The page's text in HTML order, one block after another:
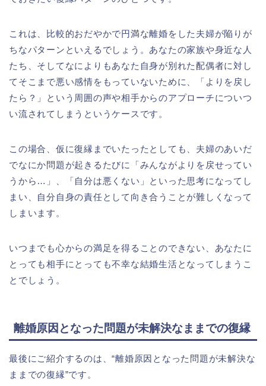
これは、比較的おだやかで円満な離婚をした夫婦が陥りが
ちなパターンといえるでしょう。あなたの家族や身近な人
たち、そしてなによりもあなた自身が別れた配偶者に対し
てそこまで悪い感情をもっていないために、「よりを戻し
たら？」という周囲の声や相手からのアプローチについつ
い流されてしまうというケースです。
この場合、仮に復縁までいたったとしても、夫婦のあいだ
でなにか問題が起きるたびに「みんながよりを戻せってい
うから…」、「自分は悪くない」といった思考になってし
まい、自分自身の責任として向き合うことが難しくなって
しまいます。
いつまでも心からの満足を得ることのできない、あなたに
とっても相手にとっても不幸な結婚生活となってしまうこ
とでしょう。
離婚原因となった問題が未解決なままでの復縁
最後にご紹介するのは、“離婚原因となった問題が未解決な
ままでの復縁”です。